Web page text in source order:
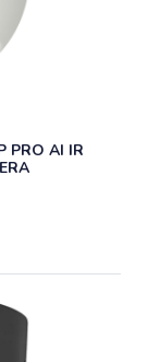
PRO AI IR